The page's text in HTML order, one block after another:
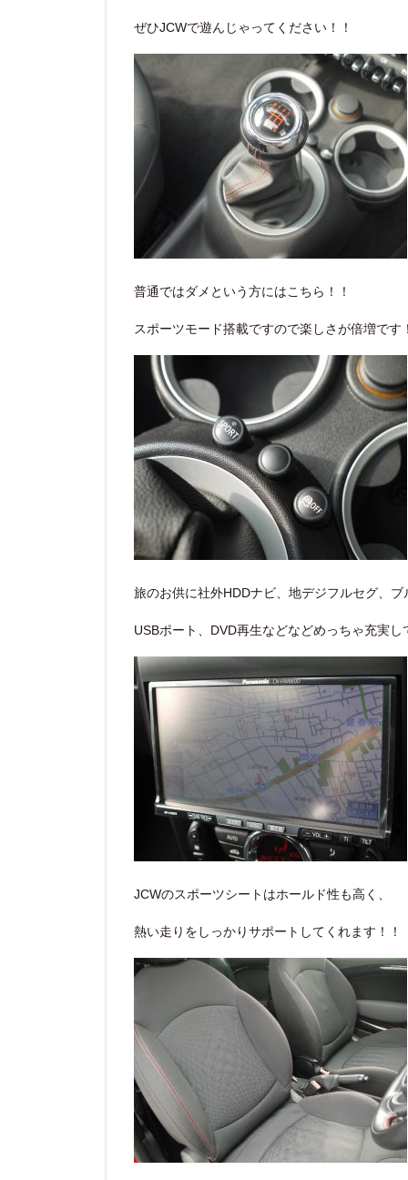
ぜひJCWで遊んじゃってください！！
普通ではダメという方にはこちら！！
スポーツモード搭載ですので楽しさが倍増です
旅のお供に社外HDDナビ、地デジフルセグ、ブ
USBポート、DVD再生などなどめっちゃ充実し
JCWのスポーツシートはホールド性も高く、
熱い走りをしっかりサポートしてくれます！！